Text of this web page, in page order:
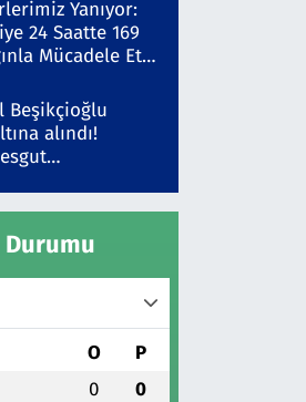
Yanıyor:
24 Saatte 169
Mücadele Etti!
Beşikçioğlu
alındı!
Durumu
O P
0 0